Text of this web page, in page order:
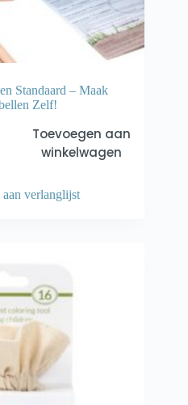
Standaard – Maak
Zelf!
Toevoegen aan
winkelwagen
aan verlanglijst